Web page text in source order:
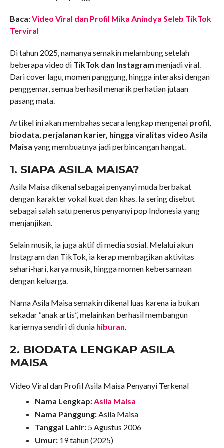
Baca:Video Viral dan Profil Mika Anindya Seleb TikTok
Terviral
Di tahun 2025, namanya semakin melambung setelah
beberapa video di TikTok dan Instagram menjadi viral.
Dari cover lagu, momen panggung, hingga interaksi dengan
penggemar, semua berhasil menarik perhatian jutaan
pasang mata.
Artikel ini akan membahas secara lengkap mengenai profil,
biodata, perjalanan karier, hingga viralitas video Asila
Maisa yang membuatnya jadi perbincangan hangat.
1. SIAPA ASILA MAISA?
Asila Maisa dikenal sebagai penyanyi muda berbakat
dengan karakter vokal kuat dan khas. Ia sering disebut
sebagai salah satu penerus penyanyi pop Indonesia yang
menjanjikan.
Selain musik, ia juga aktif di media sosial. Melalui akun
Instagram dan TikTok, ia kerap membagikan aktivitas
sehari-hari, karya musik, hingga momen kebersamaan
dengan keluarga.
Nama Asila Maisa semakin dikenal luas karena ia bukan
sekadar “anak artis”, melainkan berhasil membangun
kariernya sendiri di dunia hiburan.
2. BIODATA LENGKAP ASILA
MAISA
Video Viral dan Profil Asila Maisa Penyanyi Terkenal
Nama Lengkap:Asila Maisa
Nama Panggung:Asila Maisa
Tanggal Lahir:5 Agustus 2006
Umur:19 tahun (2025)